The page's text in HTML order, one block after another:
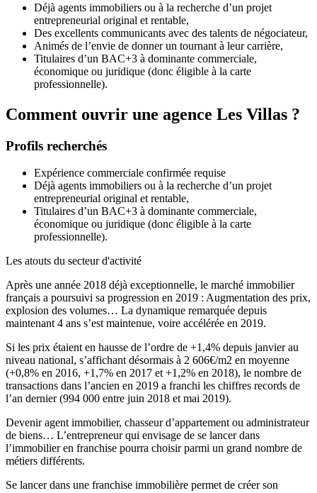
Déjà agents immobiliers ou à la recherche d’un projet
entrepreneurial original et rentable,
Des excellents communicants avec des talents de négociateur,
Animés de l’envie de donner un tournant à leur carrière,
Titulaires d’un BAC+3 à dominante commerciale,
économique ou juridique (donc éligible à la carte
professionnelle).
Comment ouvrir une agence Les Villas ?
Profils recherchés
Expérience commerciale confirmée requise
Déjà agents immobiliers ou à la recherche d’un projet
entrepreneurial original et rentable,
Titulaires d’un BAC+3 à dominante commerciale,
économique ou juridique (donc éligible à la carte
professionnelle).
Les atouts du secteur d'activité
Après une année 2018 déjà exceptionnelle, le marché immobilier
français a poursuivi sa progression en 2019 : Augmentation des prix,
explosion des volumes… La dynamique remarquée depuis
maintenant 4 ans s’est maintenue, voire accélérée en 2019.
Si les prix étaient en hausse de l’ordre de +1,4% depuis janvier au
niveau national, s’affichant désormais à 2 606€/m2 en moyenne
(+0,8% en 2016, +1,7% en 2017 et +1,2% en 2018), le nombre de
transactions dans l’ancien en 2019 a franchi les chiffres records de
l’an dernier (994 000 entre juin 2018 et mai 2019).
Devenir agent immobilier, chasseur d’appartement ou administrateur
de biens… L’entrepreneur qui envisage de se lancer dans
l’immobilier en franchise pourra choisir parmi un grand nombre de
métiers différents.
Se lancer dans une franchise immobilière permet de créer son